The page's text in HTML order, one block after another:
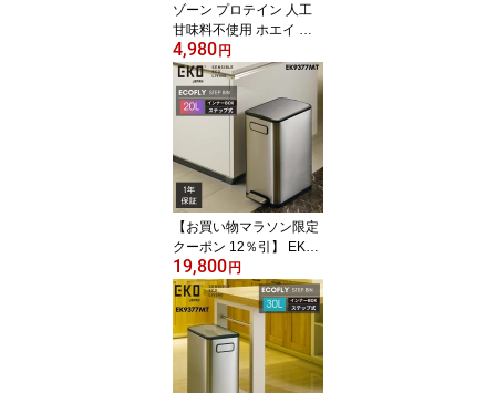
ゾーン プロテイン 人工
甘味料不使用 ホエイ ヨ
ーグルト ストロベリー 7
50g ZONE PROTEIN ア
スリート 男性 女性 成人
ジュニア
4,980円
【お買い物マラソン限定
クーポン 12％引】 EKO
ゴミ箱 20L 20リットル E
K9377 ペダル 足踏み 大
容量 スリム ステンレス
縦型 縦 両開き ふた付き
エコフライ ステップビン
おしゃれ ダストボックス
19,800円